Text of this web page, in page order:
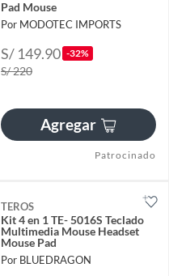
Pad Mouse
Por MODOTEC IMPORTS
S/ 149.90 -32%
S/ 220
Agregar
Patrocinado
TEROS
Kit 4 en 1 TE- 5016S Teclado
Multimedia Mouse Headset
Mouse Pad
Por BLUEDRAGON